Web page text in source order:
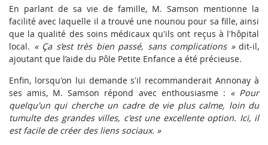
En parlant de sa vie de famille, M. Samson mentionne la
facilité avec laquelle il a trouvé une nounou pour sa fille, ainsi
que la qualité des soins médicaux qu'ils ont reçus à l'hôpital
local. « Ça s’est très bien passé, sans complications »dit-il,
ajoutant que l’aide du Pôle Petite Enfance a été précieuse.
Enfin, lorsqu'on lui demande s'il recommanderait Annonay à
ses amis, M. Samson répond avec enthousiasme : « Pour
quelqu'un qui cherche un cadre de vie plus calme, loin du
tumulte des grandes villes, c'est une excellente option. Ici, il
est facile de créer des liens sociaux. »